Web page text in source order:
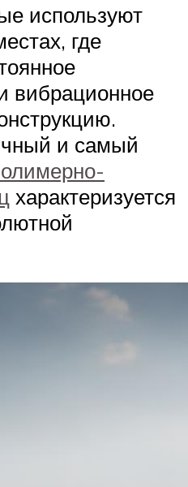
используют
где
вибрационное
и самый
характеризуется